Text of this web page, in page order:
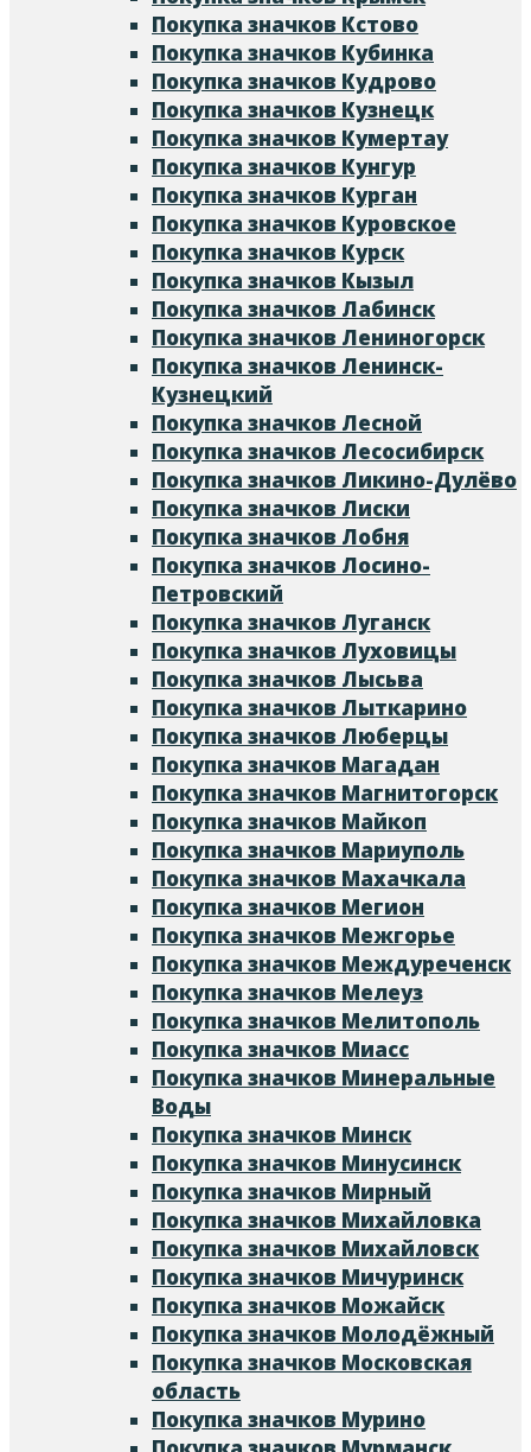
Покупка значков Кстово
Покупка значков Кубинка
Покупка значков Кудрово
Покупка значков Кузнецк
Покупка значков Кумертау
Покупка значков Кунгур
Покупка значков Курган
Покупка значков Куровское
Покупка значков Курск
Покупка значков Кызыл
Покупка значков Лабинск
Покупка значков Лениногорск
Покупка значков Ленинск-
Кузнецкий
Покупка значков Лесной
Покупка значков Лесосибирск
Покупка значков Ликино-Дулёво
Покупка значков Лиски
Покупка значков Лобня
Покупка значков Лосино-
Петровский
Покупка значков Луганск
Покупка значков Луховицы
Покупка значков Лысьва
Покупка значков Лыткарино
Покупка значков Люберцы
Покупка значков Магадан
Покупка значков Магнитогорск
Покупка значков Майкоп
Покупка значков Мариуполь
Покупка значков Махачкала
Покупка значков Мегион
Покупка значков Межгорье
Покупка значков Междуреченск
Покупка значков Мелеуз
Покупка значков Мелитополь
Покупка значков Миасс
Покупка значков Минеральные
Воды
Покупка значков Минск
Покупка значков Минусинск
Покупка значков Мирный
Покупка значков Михайловка
Покупка значков Михайловск
Покупка значков Мичуринск
Покупка значков Можайск
Покупка значков Молодёжный
Покупка значков Московская
область
Покупка значков Мурино